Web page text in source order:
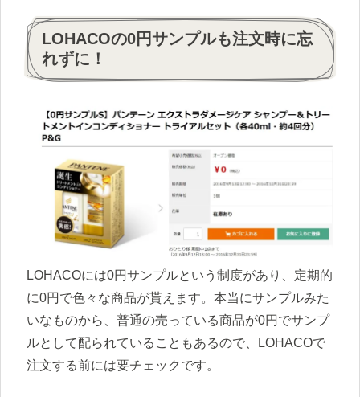
LOHACOの0円サンプルも注文時に忘
れずに！
LOHACOには0円サンプルという制度があり、定期的
に0円で色々な商品が貰えます。本当にサンプルみた
いなものから、普通の売っている商品が0円でサンプ
ルとして配られていることもあるので、LOHACOで
注文する前には要チェックです。